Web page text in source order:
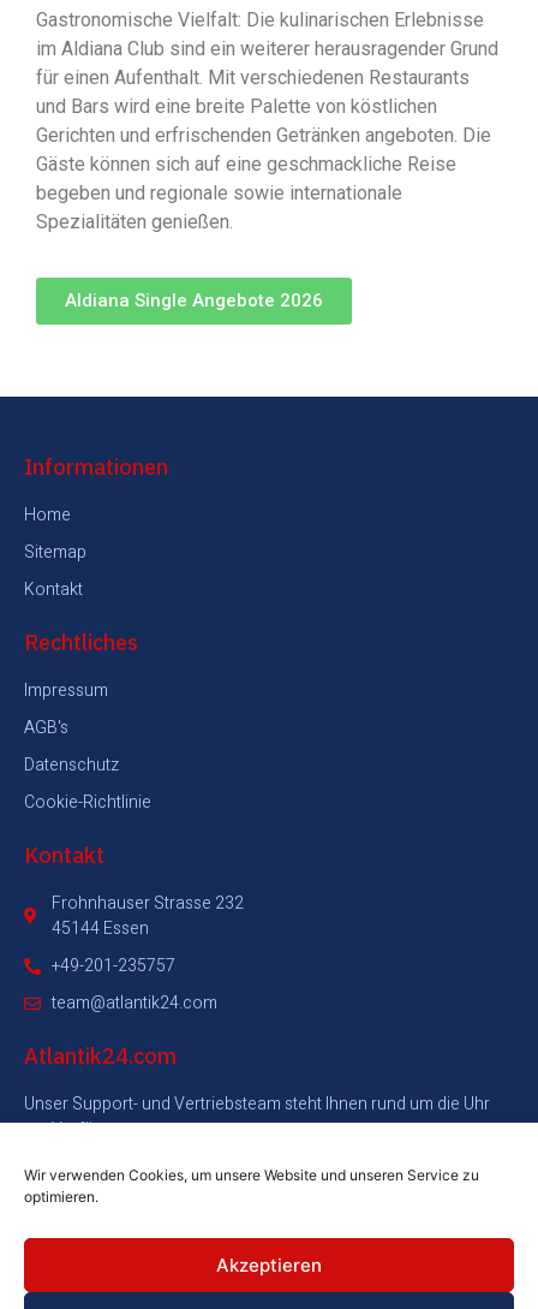
Wir verwenden Cookies, um unsere Website und unseren Service zu
optimieren.
Akzeptieren
Gastronomische Vielfalt: Die kulinarischen Erlebnisse
im Aldiana Club sind ein weiterer herausragender Grund
für einen Aufenthalt. Mit verschiedenen Restaurants
und Bars wird eine breite Palette von köstlichen
Gerichten und erfrischenden Getränken angeboten. Die
Gäste können sich auf eine geschmackliche Reise
begeben und regionale sowie internationale
Spezialitäten genießen.
Aldiana Single Angebote 2026
Informationen
Home
Sitemap
Kontakt
Rechtliches
Impressum
AGB's
Datenschutz
Cookie-Richtlinie
Kontakt
Frohnhauser Strasse 232
45144 Essen
+49-201-235757
team@atlantik24.com
Atlantik24.com
Unser Support- und Vertriebsteam steht Ihnen rund um die Uhr
zur Verfügung.
+49-201-235757